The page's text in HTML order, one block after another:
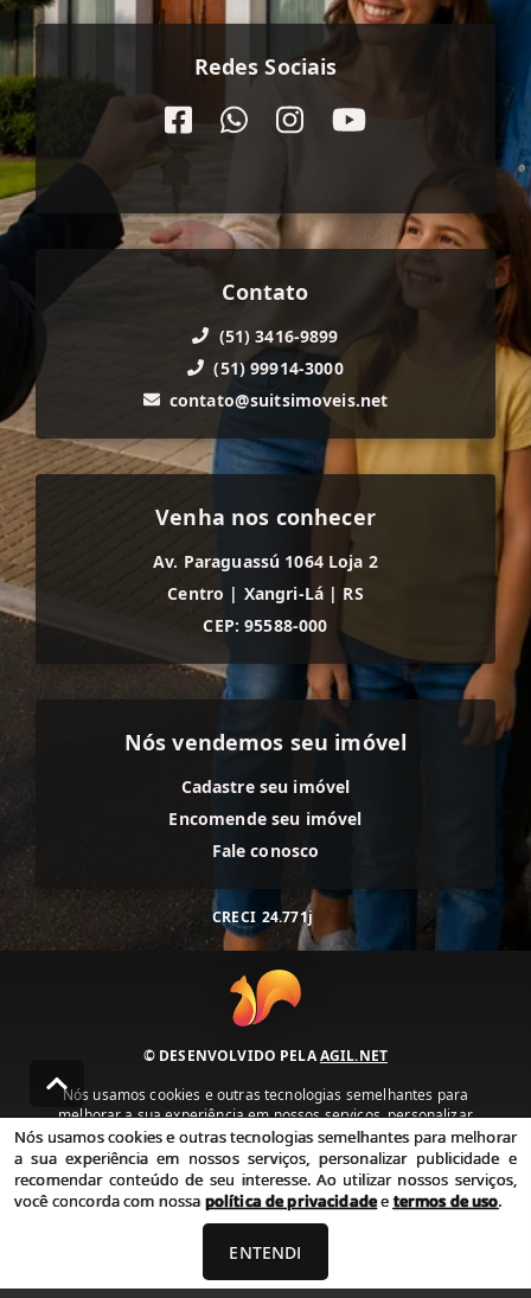
Redes Sociais
Contato
(51) 3416-9899
(51) 99914-3000
contato@suitsimoveis.net
Venha nos conhecer
Av. Paraguassú 1064 Loja 2
Centro | Xangri-Lá | RS
CEP: 95588-000
Nós vendemos seu imóvel
Cadastre seu imóvel
Encomende seu imóvel
Fale conosco
CRECI 24.771j
© DESENVOLVIDO PELAAGIL.NET
Nós usamos cookies e outras tecnologias semelhantes para
melhorar a sua experiência em nossos serviços, personalizar
publicidade e recomendar conteúdo de seu interesse. Ao utilizar
nossos serviços, você concorda com nossa política de privacidade e
termos de uso.
Política de Privacidade Termos de uso
Nós usamos cookies e outras tecnologias semelhantes para melhorar
a sua experiência em nossos serviços, personalizar publicidade e
recomendar conteúdo de seu interesse. Ao utilizar nossos serviços,
você concorda com nossa política de privacidadeetermos de uso.
ENTENDI